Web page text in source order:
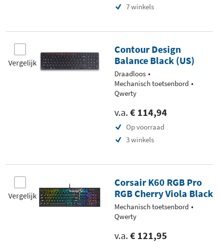
7 winkels
Vergelijk
Contour Design
Balance Black (US)
Draadloos
Mechanisch toetsenbord
Qwerty
v.a. € 114,94
Op voorraad
3 winkels
Vergelijk
Corsair K60 RGB Pro
RGB Cherry Viola Black
Mechanisch toetsenbord
Qwerty
v.a. € 121,95